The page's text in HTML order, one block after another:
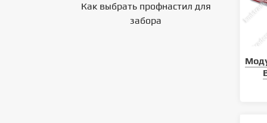
Как выбрать профнастил для
забора
на